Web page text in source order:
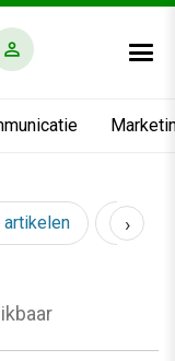
artikelen AI &
›